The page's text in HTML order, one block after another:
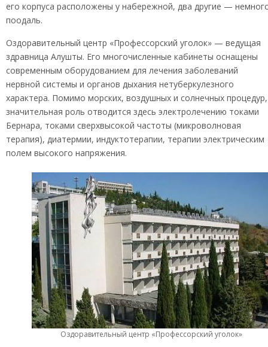
его корпуса расположены у набережной, два другие —
поодаль.
Оздоравительный центр «Профессорский уголок» — ведущая
здравница Алушты. Его многочисленные кабинеты оснащены
современным оборудованием для лечения заболеваний
нервной системы и органов дыхания нетуберкулезного
характера. Помимо морских, воздушных и солнечных процедур,
значительная роль отводится здесь электролечению токами
Бернара, токами сверхвысокой частоты (микроволновая
терапия), диатермии, индуктотерапии, терапии электрическим
полем высокого напряжения.
Оздоравительный центр «Профессорский уголок»